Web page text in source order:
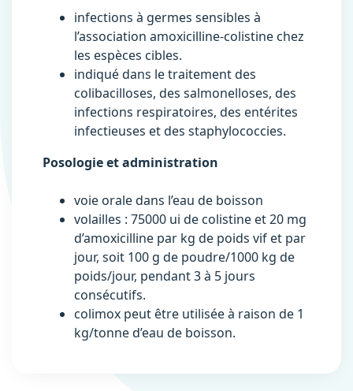
infections à germes sensibles à
l’association amoxicilline-colistine chez
les espèces cibles.
indiqué dans le traitement des
colibacilloses, des salmonelloses, des
infections respiratoires, des entérites
infectieuses et des staphylococcies.
Posologie et administration
voie orale dans l’eau de boisson
volailles : 75000 ui de colistine et 20 mg
d’amoxicilline par kg de poids vif et par
jour, soit 100 g de poudre/1000 kg de
poids/jour, pendant 3 à 5 jours
consécutifs.
colimox peut être utilisée à raison de 1
kg/tonne d’eau de boisson.